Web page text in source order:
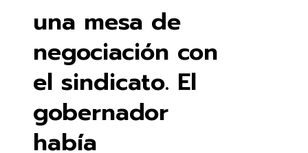
una mesa de
negociación con
el sindicato. El
gobernador
había